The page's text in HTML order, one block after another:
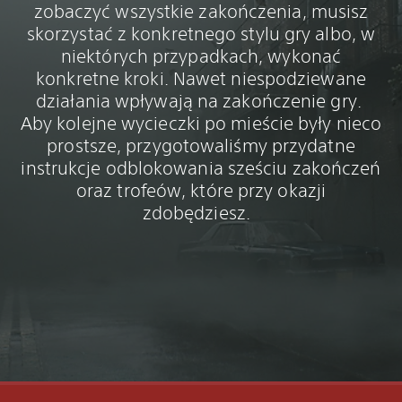
zobaczyć wszystkie zakończenia, musisz
skorzystać z konkretnego stylu gry albo, w
niektórych przypadkach, wykonać
konkretne kroki. Nawet niespodziewane
działania wpływają na zakończenie gry.
Aby kolejne wycieczki po mieście były nieco
prostsze, przygotowaliśmy przydatne
instrukcje odblokowania sześciu zakończeń
oraz trofeów, które przy okazji
zdobędziesz.